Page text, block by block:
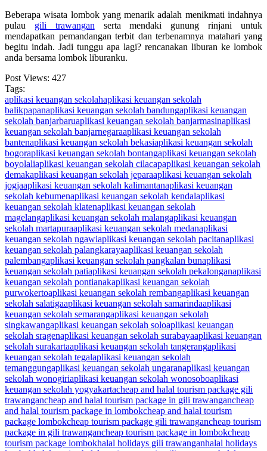
Beberapa wisata lombok yang menarik adalah menikmati indahnya
pulau gili trawangan serta mendaki gunung rinjani untuk
mendapatkan pemandangan terbit dan terbenamnya matahari yang
begitu indah. Jadi tunggu apa lagi? rencanakan liburan ke lombok
anda bersama lombok liburanku.
Post Views: 427
Tags:
aplikasi keuangan sekolahaplikasi keuangan sekolah
balikpapanaplikasi keuangan sekolah bandungaplikasi keuangan
sekolah banjarbaruaplikasi keuangan sekolah banjarmasinaplikasi
keuangan sekolah banjarnegaraaplikasi keuangan sekolah
bantenaplikasi keuangan sekolah bekasiaplikasi keuangan sekolah
bogoraplikasi keuangan sekolah bontangaplikasi keuangan sekolah
boyolaliaplikasi keuangan sekolah cilacapaplikasi keuangan sekolah
demakaplikasi keuangan sekolah jeparaaplikasi keuangan sekolah
jogjaaplikasi keuangan sekolah kalimantanaplikasi keuangan
sekolah kebumenaplikasi keuangan sekolah kendalaplikasi
keuangan sekolah klatenaplikasi keuangan sekolah
magelangaplikasi keuangan sekolah malangaplikasi keuangan
sekolah martapuraaplikasi keuangan sekolah medanaplikasi
keuangan sekolah ngawiaplikasi keuangan sekolah pacitanaplikasi
keuangan sekolah palangkarayaaplikasi keuangan sekolah
palembangaplikasi keuangan sekolah pangkalan bunaplikasi
keuangan sekolah patiaplikasi keuangan sekolah pekalonganaplikasi
keuangan sekolah pontianakaplikasi keuangan sekolah
purwokertoaplikasi keuangan sekolah rembangaplikasi keuangan
sekolah salatigaaplikasi keuangan sekolah samarindaaplikasi
keuangan sekolah semarangaplikasi keuangan sekolah
singkawangaplikasi keuangan sekolah soloaplikasi keuangan
sekolah sragenaplikasi keuangan sekolah surabayaaplikasi keuangan
sekolah surakartaaplikasi keuangan sekolah tangerangaplikasi
keuangan sekolah tegalaplikasi keuangan sekolah
temanggungaplikasi keuangan sekolah ungaranaplikasi keuangan
sekolah wonogiriaplikasi keuangan sekolah wonosoboaplikasi
keuangan sekolah yogyakartacheap and halal tourism package gili
trawangancheap and halal tourism package in gili trawangancheap
and halal tourism package in lombokcheap and halal tourism
package lombokcheap tourism package gili trawangancheap tourism
package in gili trawangancheap tourism package in lombokcheap
tourism package lombokhalal holidays gili trawanganhalal holidays